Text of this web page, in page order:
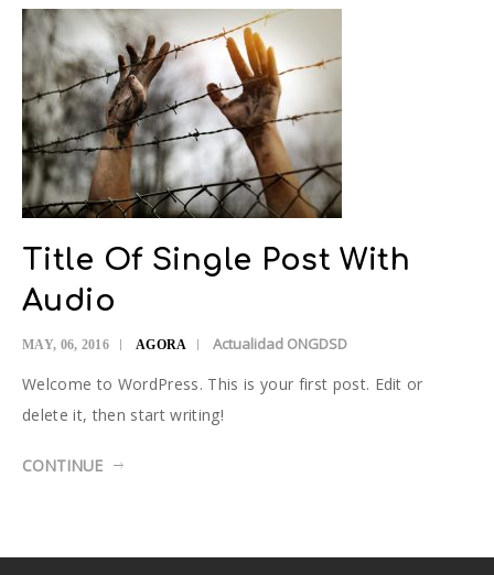
Title Of Single Post With
Audio
MAY, 06, 2016 AGORA Actualidad ONGDSD
Welcome to WordPress. This is your first post. Edit or
delete it, then start writing!
CONTINUE